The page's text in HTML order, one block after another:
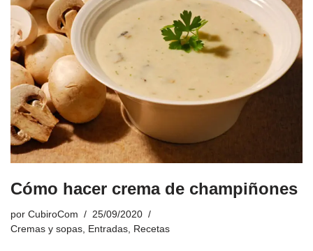
Cómo hacer crema de champiñones
por CubiroCom
25/09/2020
Cremas y sopas Entradas Recetas